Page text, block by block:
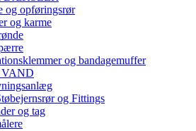
og opføringsrør
og karme
og bandagemuffer
og Fittings
og tag